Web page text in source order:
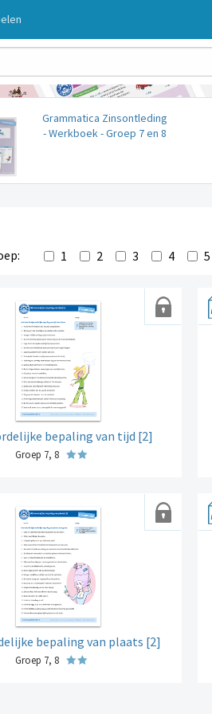
Grammatica Zinsontleding
- Werkboek - Groep 7 en 8
1 2 3 4 5
bepaling van tijd [2]
Groep 7, 8
bepaling van plaats [2]
Groep 7, 8